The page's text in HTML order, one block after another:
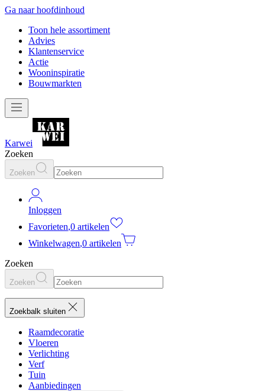
Ga naar hoofdinhoud
Toon hele assortiment
Advies
Klantenservice
Actie
Wooninspiratie
Bouwmarkten
Karwei
Zoeken
Zoeken
Inloggen
Favorieten,0 artikelen
Winkelwagen,0 artikelen
Zoeken
Zoeken
Zoekbalk sluiten
Raamdecoratie
Vloeren
Verlichting
Verf
Tuin
Aanbiedingen